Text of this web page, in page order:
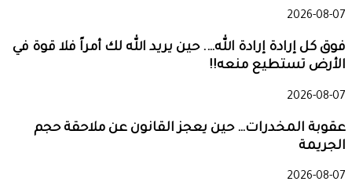
2026-08-07
فوق كل إرادة إرادة الله…. حين يريد الله لك أمراً فلا قوة في
الأرض تستطيع منعه!!
2026-08-07
عقوبة المخدرات… حين يعجز القانون عن ملاحقة حجم
الجريمة
2026-08-07